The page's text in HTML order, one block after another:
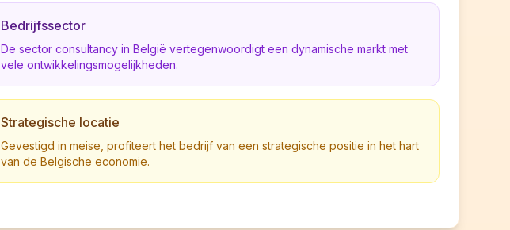
Bedrijfssector
De sector consultancy in België vertegenwoordigt een dynamische markt met
vele ontwikkelingsmogelijkheden.
Strategische locatie
Gevestigd in meise, profiteert het bedrijf van een strategische positie in het hart
van de Belgische economie.